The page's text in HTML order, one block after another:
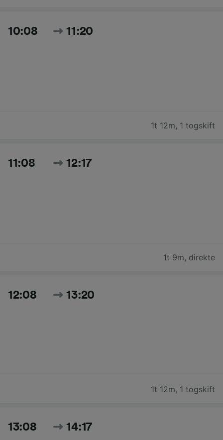
10:08 11:20
1t 12m, 1 togskift
11:08 12:17
1t 9m, direkte
12:08 13:20
1t 12m, 1 togskift
13:08 14:17